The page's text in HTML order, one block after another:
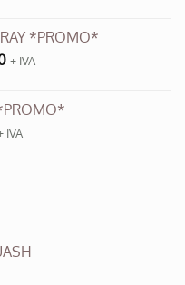
es:
$6,000.00.
*PROMO*
El
es:
$3,500.00.
+ IVA
IVA